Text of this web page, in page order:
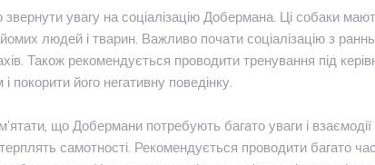
увагу на соціалізацію Добермана. Ці собаки
людей і тварин. Важливо почати соціалізацію з
Також рекомендується проводити тренування під
покорити його негативну поведінку.
що Добермани потребують багато уваги і
терплять самотності. Рекомендується проводити багато